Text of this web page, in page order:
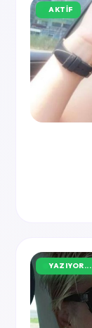
AKTIF
YAZIYOR...